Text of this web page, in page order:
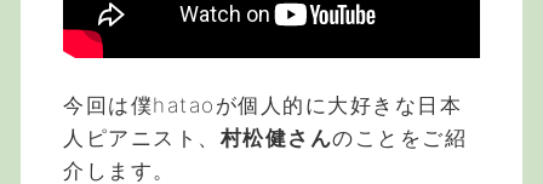
今回は僕hataoが個人的に大好きな日本
人ピアニスト、村松健さんのことをご紹
介します。